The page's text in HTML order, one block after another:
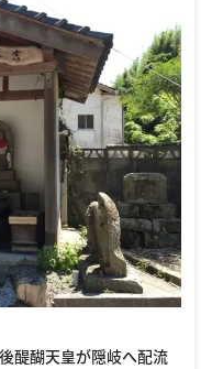
後醍醐天皇が隠岐へ配流